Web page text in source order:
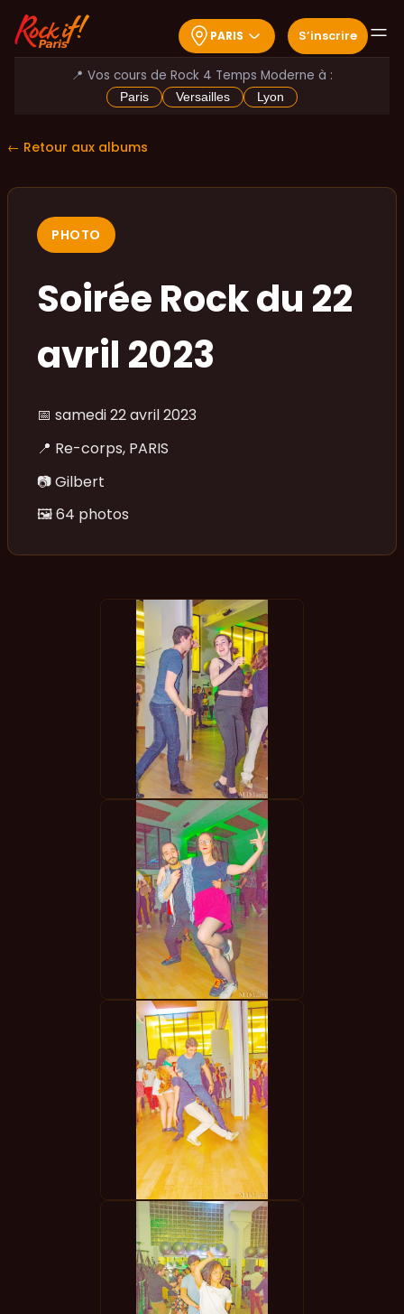
PARIS S’inscrire
📍 Vos cours de Rock 4 Temps Moderne à :
Paris Versailles Lyon
← Retour aux albums
PHOTO
Soirée Rock du 22
avril 2023
📅 samedi 22 avril 2023
📍 Re-corps, PARIS
📷Gilbert
🖼️64 photos